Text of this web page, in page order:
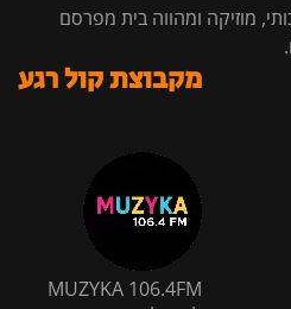
מוזיקה ומהווה בית מפרסם
מקבוצת קול רגע
MUZYKA 106.4FM